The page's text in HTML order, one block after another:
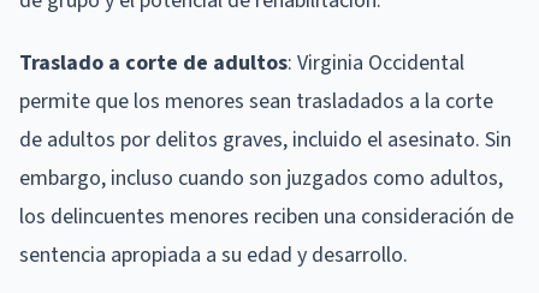
Traslado a corte de adultos: Virginia Occidental
permite que los menores sean trasladados a la corte
de adultos por delitos graves, incluido el asesinato. Sin
embargo, incluso cuando son juzgados como adultos,
los delincuentes menores reciben una consideración de
sentencia apropiada a su edad y desarrollo.